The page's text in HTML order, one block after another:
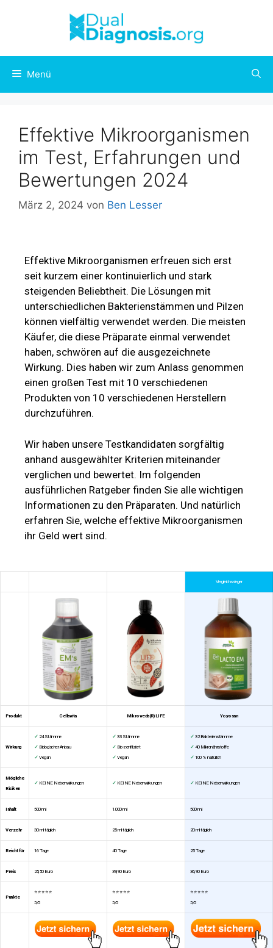
Menü
Effektive Mikroorganismen
im Test, Erfahrungen und
Bewertungen 2024
März 2, 2024 von Ben Lesser
Effektive Mikroorganismen erfreuen sich erst
seit kurzem einer kontinuierlich und stark
steigenden Beliebtheit. Die Lösungen mit
unterschiedlichen Bakterienstämmen und Pilzen
können vielfältig verwendet werden. Die meisten
Käufer, die diese Präparate einmal verwendet
haben, schwören auf die ausgezeichnete
Wirkung. Dies haben wir zum Anlass genommen
einen großen Test mit 10 verschiedenen
Produkten von 10 verschiedenen Herstellern
durchzuführen.
Wir haben unsere Testkandidaten sorgfältig
anhand ausgewählter Kriterien miteinander
verglichen und bewertet. Im folgenden
ausführlichen Ratgeber finden Sie alle wichtigen
Informationen zu den Präparaten. Und natürlich
erfahren Sie, welche effektive Mikroorganismen
ihr Geld wert sind.
Vergleichssieger
Produkt Cellavita Mikroveda(R) LIFE Yoyosan
Wirkung
✓ 24 Stämme
✓ Biologischer Anbau
✓ Vegan
✓ 33 Stämme
✓ Bio-zertifiziert
✓ Vegan
✓ 32 Bakterienstämme
✓ 40 Mikronährstoffe
✓ 100 % natürlich
Mögliche
Risiken
✓ KEINE Nebenwirkungen ✓ KEINE Nebenwirkungen ✓ KEINE Nebenwirkungen
Inhalt 500 ml 1.000 ml 500 ml
Verzehr 30 ml täglich 25 ml täglich 20 ml täglich
Reicht für 16 Tage 40 Tage 25 Tage
Preis 25,50 Euro 39,90 Euro 36,90 Euro
Punkte
⭐ ⭐ ⭐ ⭐ ⭐
5/5
⭐ ⭐ ⭐ ⭐ ⭐
5/5
⭐ ⭐ ⭐ ⭐ ⭐
5/5